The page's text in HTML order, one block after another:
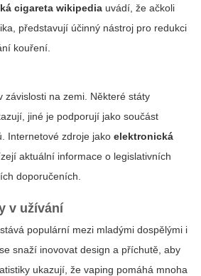
cigareta wikipedia uvádí, že ačkoli
představují účinný nástroj pro redukci
kouření.
závislosti na zemi. Některé státy
jiné je podporují jako součást
Internetové zdroje jako elektronická
aktuální informace o legislativních
doporučeních.
v užívání
populární mezi mladými dospělými i
snaží inovovat design a příchutě, aby
ukazují, že vaping pomáhá mnoha